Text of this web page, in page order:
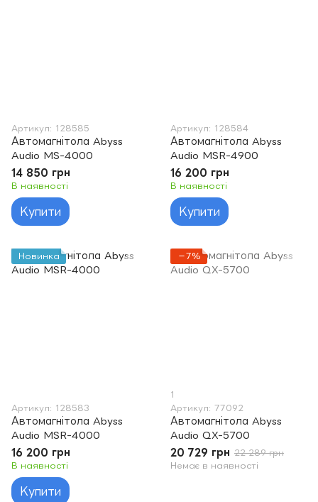
Артикул: 128585
Автомагнітола Abyss
Audio MS-4000
14 850 грн
В наявності
Купити
Артикул: 128584
Автомагнітола Abyss
Audio MSR-4900
16 200 грн
В наявності
Купити
Новинка
Артикул: 128583
Автомагнітола Abyss
Audio MSR-4000
16 200 грн
В наявності
Купити
−7%
1
Артикул: 77092
Автомагнітола Abyss
Audio QX-5700
20 729 грн 22 289 грн
Немає в наявності